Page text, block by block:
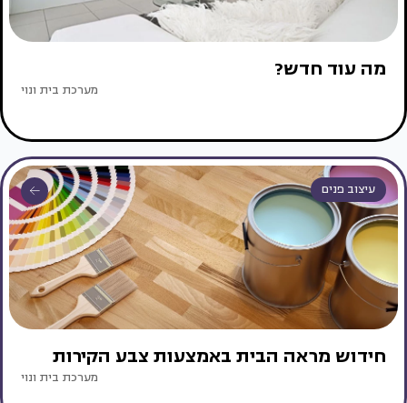
מה עוד חדש?
מערכת בית ונוי
עיצוב פנים
חידוש מראה הבית באמצעות צבע הקירות
מערכת בית ונוי